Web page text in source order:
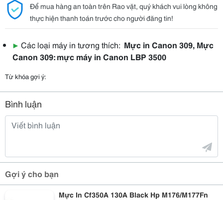
Để mua hàng an toàn trên Rao vặt, quý khách vui lòng không
thực hiện thanh toán trước cho người đăng tin!
▶ Các loại máy in tương thích: Mực in Canon 309, Mực
Canon 309: mực máy in Canon LBP 3500
Từ khóa gợi ý:
Bình luận
Gợi ý cho bạn
Mực In Cf350A 130A Black Hp M176/M177Fn